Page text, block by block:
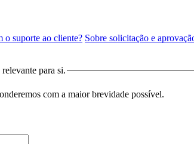
o suporte ao cliente? Sobre solicitação e
para si.
com a maior brevidade possível.